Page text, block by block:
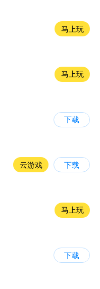
马上玩
马上玩
下载
云游戏 下载
马上玩
下载